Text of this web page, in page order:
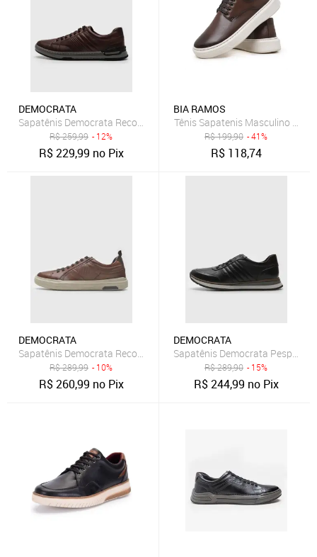
DEMOCRATA
Sapatênis Democrata Recortes Marrom
R$259,99 - 12%
R$229,99 no Pix
BIA RAMOS
Tênis Sapatenis Masculino
R$199,90 - 41%
R$ 118,74
DEMOCRATA
Sapatênis Democrata Recortes Marrom
R$289,99 - 10%
R$260,99 no Pix
DEMOCRATA
Sapatênis Democrata
R$289,90 - 15%
R$244,99 no Pix